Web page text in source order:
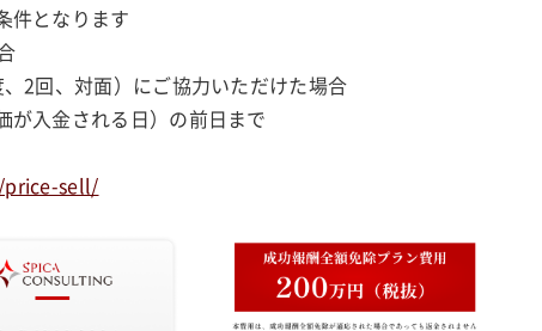
件となります
2回、対面）にご協力いただけた場合
が入金される日）の前日まで
sell/